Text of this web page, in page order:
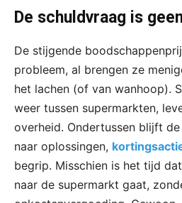
De schuldvraag is
De stijgende
probleem, al brengen ze
het lachen (of van wanhoop).
weer tussen supermarkten,
overheid. Ondertussen blijft
naar oplossingen,
begrip. Misschien is het tijd
naar de supermarkt gaat,